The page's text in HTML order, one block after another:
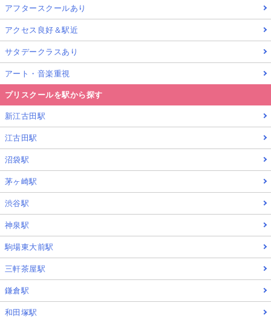
アフタースクールあり
アクセス良好＆駅近
サタデークラスあり
アート・音楽重視
プリスクールを駅から探す
新江古田駅
江古田駅
沼袋駅
茅ヶ崎駅
渋谷駅
神泉駅
駒場東大前駅
三軒茶屋駅
鎌倉駅
和田塚駅